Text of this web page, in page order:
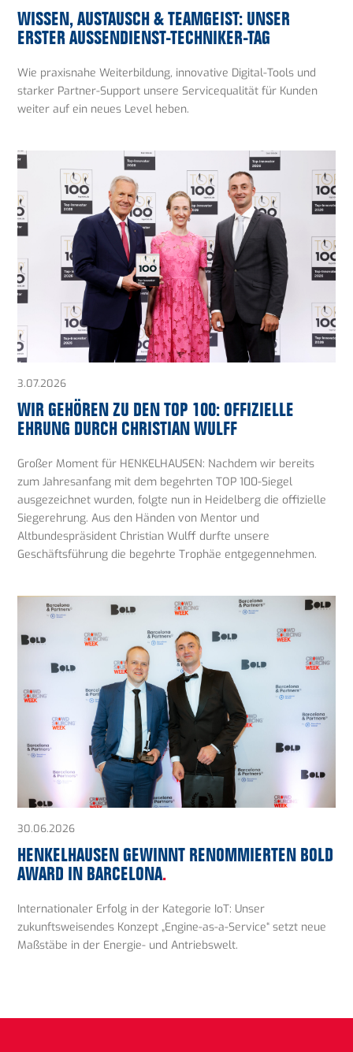
WISSEN, AUSTAUSCH & TEAMGEIST: UNSER
ERSTER AUSSENDIENST-TECHNIKER-TAG
Wie praxisnahe Weiterbildung, innovative Digital-Tools und
starker Partner-Support unsere Servicequalität für Kunden
weiter auf ein neues Level heben.
3.07.2026
WIR GEHÖREN ZU DEN TOP 100: OFFIZIELLE
EHRUNG DURCH CHRISTIAN WULFF
Großer Moment für HENKELHAUSEN: Nachdem wir bereits
zum Jahresanfang mit dem begehrten TOP 100-Siegel
ausgezeichnet wurden, folgte nun in Heidelberg die offizielle
Siegerehrung. Aus den Händen von Mentor und
Altbundespräsident Christian Wulff durfte unsere
Geschäftsführung die begehrte Trophäe entgegennehmen.
30.06.2026
HENKELHAUSEN GEWINNT RENOMMIERTEN BOLD
AWARD IN BARCELONA.
Internationaler Erfolg in der Kategorie IoT: Unser
zukunftsweisendes Konzept „Engine-as-a-Service“ setzt neue
Maßstäbe in der Energie- und Antriebswelt.